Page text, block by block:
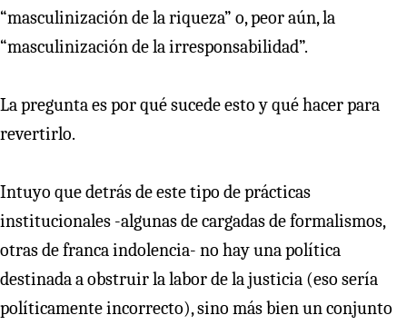
“masculinización de la riqueza” o, peor aún, la
“masculinización de la irresponsabilidad”.
La pregunta es por qué sucede esto y qué hacer para
revertirlo.
Intuyo que detrás de este tipo de prácticas
institucionales -algunas de cargadas de formalismos,
otras de franca indolencia- no hay una política
destinada a obstruir la labor de la justicia (eso sería
políticamente incorrecto), sino más bien un conjunto